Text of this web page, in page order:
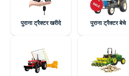
पुराना ट्रैक्टर खरीदे पुराना ट्रैक्टर बेचे